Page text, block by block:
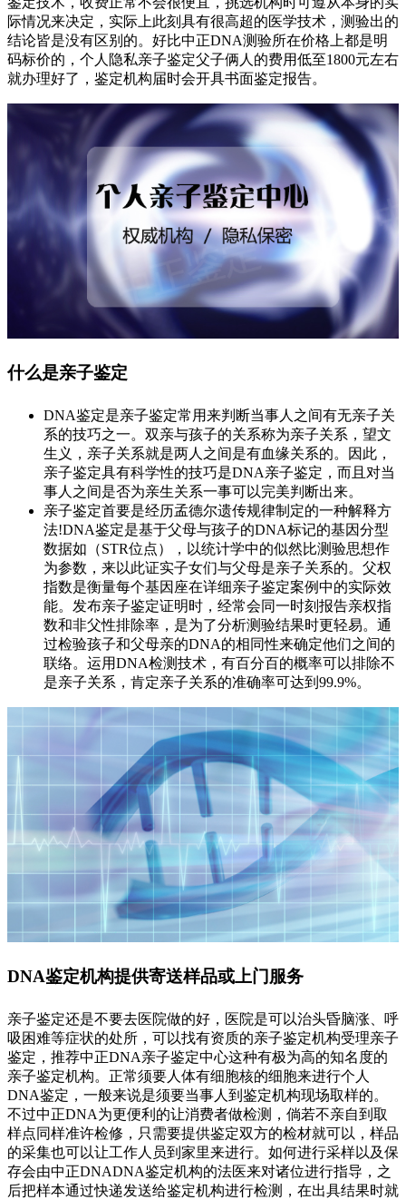
际情况来决定，实际上此刻具有很高超的医学技术，测验出的
结论皆是没有区别的。好比中正DNA测验所在价格上都是明
码标价的，个人隐私亲子鉴定父子俩人的费用低至1800元左右
就办理好了，鉴定机构届时会开具书面鉴定报告。
什么是亲子鉴定
DNA鉴定是亲子鉴定常用来判断当事人之间有无亲子关
系的技巧之一。双亲与孩子的关系称为亲子关系，望文
生义，亲子关系就是两人之间是有血缘关系的。因此，
亲子鉴定具有科学性的技巧是DNA亲子鉴定，而且对当
事人之间是否为亲生关系一事可以完美判断出来。
亲子鉴定首要是经历孟德尔遗传规律制定的一种解释方
法!DNA鉴定是基于父母与孩子的DNA标记的基因分型
数据如（STR位点），以统计学中的似然比测验思想作
为参数，来以此证实子女们与父母是亲子关系的。父权
指数是衡量每个基因座在详细亲子鉴定案例中的实际效
能。发布亲子鉴定证明时，经常会同一时刻报告亲权指
数和非父性排除率，是为了分析测验结果时更轻易。通
过检验孩子和父母亲的DNA的相同性来确定他们之间的
联络。运用DNA检测技术，有百分百的概率可以排除不
是亲子关系，肯定亲子关系的准确率可达到99.9%。
DNA鉴定机构提供寄送样品或上门服务
亲子鉴定还是不要去医院做的好，医院是可以治头昏脑涨、呼
吸困难等症状的处所，可以找有资质的亲子鉴定机构受理亲子
鉴定，推荐中正DNA亲子鉴定中心这种有极为高的知名度的
亲子鉴定机构。正常须要人体有细胞核的细胞来进行个人
DNA鉴定，一般来说是须要当事人到鉴定机构现场取样的。
不过中正DNA为更便利的让消费者做检测，倘若不亲自到取
样点同样准许检修，只需要提供鉴定双方的检材就可以，样品
的采集也可以让工作人员到家里来进行。如何进行采样以及保
存会由中正DNADNA鉴定机构的法医来对诸位进行指导，之
后把样本通过快递发送给鉴定机构进行检测，在出具结果时就